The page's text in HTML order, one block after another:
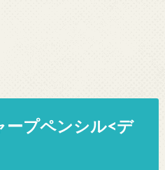
ープペンシル<デ